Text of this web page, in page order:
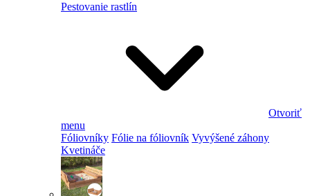
Pestovanie rastlín
Otvoriť
menu
Fóliovníky Fólie na fóliovník Vyvýšené záhony
Kvetináče